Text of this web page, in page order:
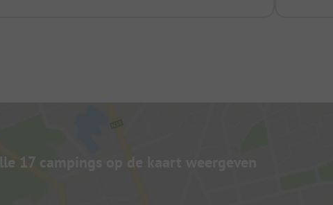
17 campings op de kaart weergeven